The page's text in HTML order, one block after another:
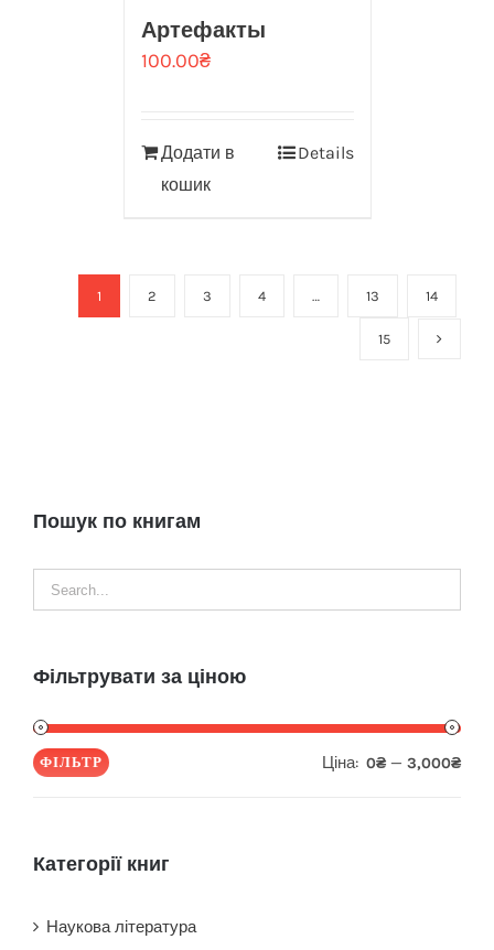
Артефакты
100.00₴
Додати в
кошик
Details
1 2 3 4 … 13 14
15
Пошук по книгам
Фільтрувати за ціною
ФІЛЬТР Ціна: 0₴ — 3,000₴
Категорії книг
Наукова література